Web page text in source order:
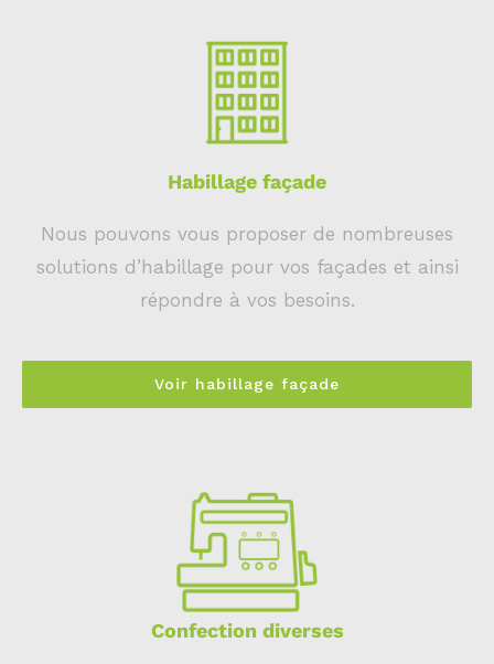
Habillage façade
Nous pouvons vous proposer de nombreuses
solutions d’habillage pour vos façades et ainsi
répondre à vos besoins.
Voir habillage façade
Confection diverses